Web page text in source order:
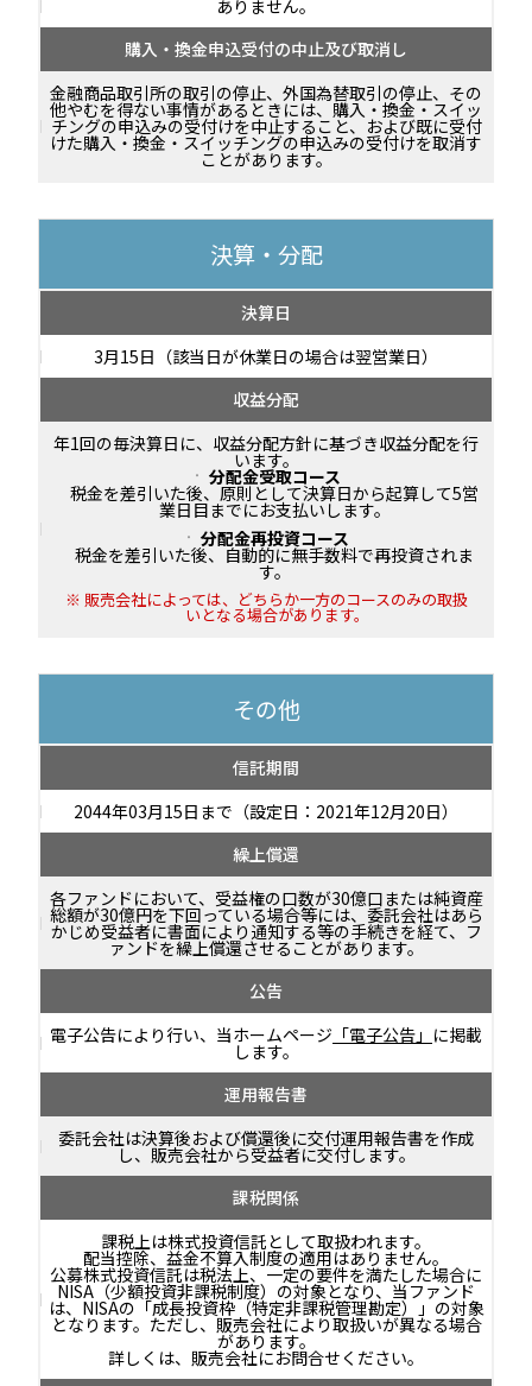
ありません。
購入・換金申込受付の中止及び取消し
金融商品取引所の取引の停止、外国為替取引の停止、その
他やむを得ない事情があるときには、購入・換金・スイッ
チングの申込みの受付けを中止すること、および既に受付
けた購入・換金・スイッチングの申込みの受付けを取消す
ことがあります。
決算・分配
決算日
3月15日（該当日が休業日の場合は翌営業日）
収益分配
年1回の毎決算日に、収益分配方針に基づき収益分配を行
います。
分配金受取コース
税金を差引いた後、原則として決算日から起算して5営
業日目までにお支払いします。
分配金再投資コース
税金を差引いた後、自動的に無手数料で再投資されま
す。
販売会社によっては、どちらか一方のコースのみの取扱
いとなる場合があります。
その他
信託期間
2044年03月15日まで（設定日：2021年12月20日）
繰上償還
各ファンドにおいて、受益権の口数が30億口または純資産
総額が30億円を下回っている場合等には、委託会社はあら
かじめ受益者に書面により通知する等の手続きを経て、フ
ァンドを繰上償還させることがあります。
公告
電子公告により行い、当ホームページ 「電子公告」 に掲載
します。
運用報告書
委託会社は決算後および償還後に交付運用報告書を作成
し、販売会社から受益者に交付します。
課税関係
課税上は株式投資信託として取扱われます。
配当控除、益金不算入制度の適用はありません。
公募株式投資信託は税法上、一定の要件を満たした場合に
NISA（少額投資非課税制度）の対象となり、当ファンド
は、NISAの「成長投資枠（特定非課税管理勘定）」の対象
となります。ただし、販売会社により取扱いが異なる場合
があります。
詳しくは、販売会社にお問合せください。